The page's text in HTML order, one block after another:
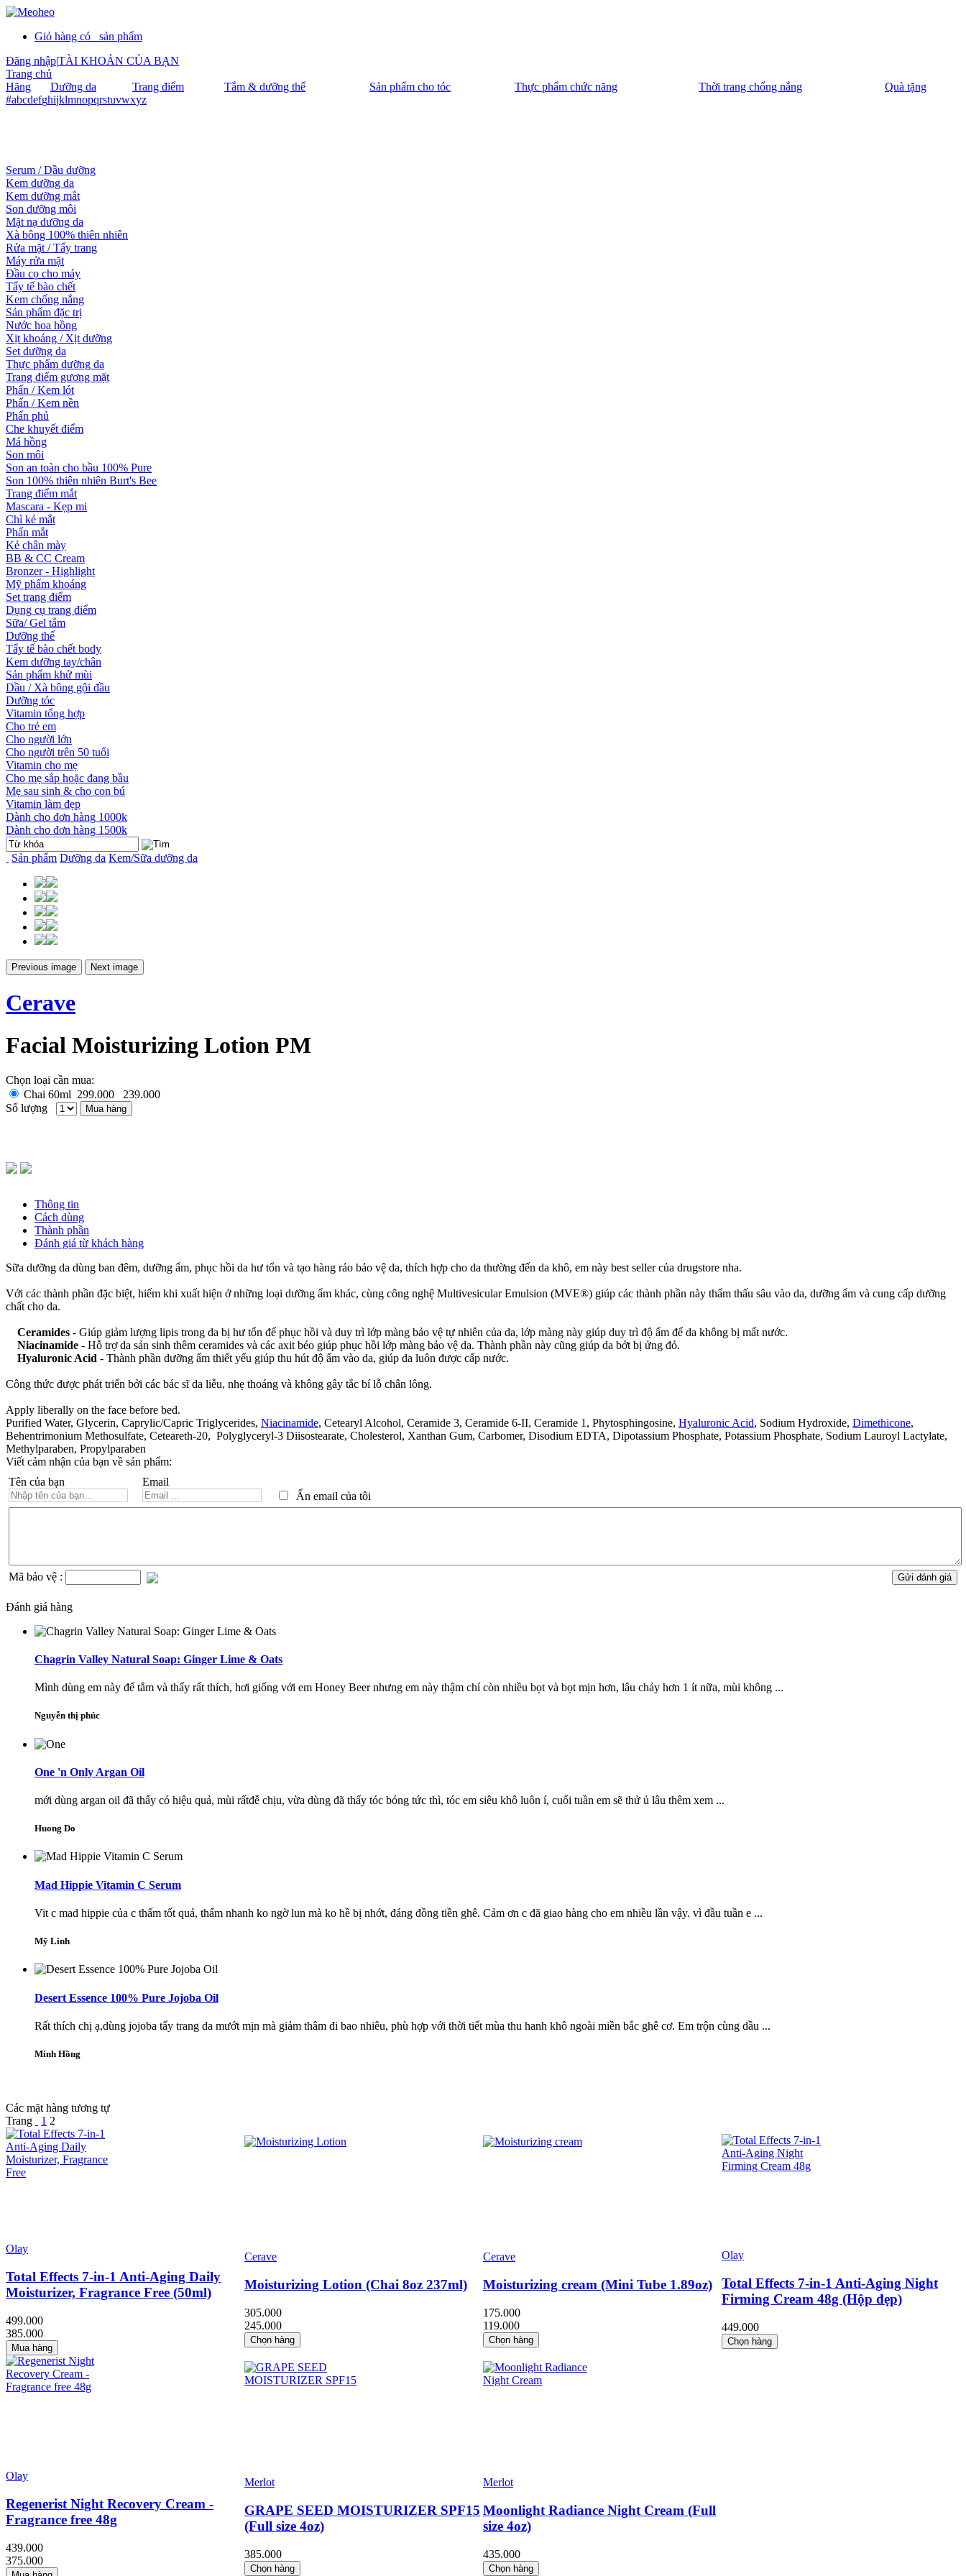
Giỏ hàng có
sản phẩm
Đăng nhập|TÀI KHOẢN CỦA BẠN
Trang chủ
Hãng
Dưỡng da Trang điểm Tắm & dưỡng thể Sản phẩm cho tóc Thực phẩm chức năng Thời trang chống nắng
Quà tặng
#abcdefghijklmnopqrstuvwxyz
Serum / Dầu dưỡng
Kem dưỡng da
Kem dưỡng mắt
Son dưỡng môi
Mặt nạ dưỡng da
Xà bông 100% thiên nhiên
Rửa mặt / Tẩy trang
Máy rửa mặt
Đầu cọ cho máy
Tẩy tế bào chết
Kem chống nắng
Sản phẩm đặc trị
Nước hoa hồng
Xịt khoáng / Xịt dưỡng
Set dưỡng da
Thực phẩm dưỡng da
Trang điểm gương mặt
Phấn / Kem lót
Phấn / Kem nền
Phấn phủ
Che khuyết điểm
Má hồng
Son môi
Son an toàn cho bầu 100% Pure
Son 100% thiên nhiên Burt's Bee
Trang điểm mắt
Mascara - Kẹp mi
Chì kẻ mắt
Phấn mắt
Kẻ chân mày
BB & CC Cream
Bronzer - Highlight
Mỹ phẩm khoáng
Set trang điểm
Dụng cụ trang điểm
Sữa/ Gel tắm
Dưỡng thể
Tẩy tế bào chết body
Kem dưỡng tay/chân
Sản phẩm khử mùi
Dầu / Xà bông gội đầu
Dưỡng tóc
Vitamin tổng hợp
Cho trẻ em
Cho người lớn
Cho người trên 50 tuổi
Vitamin cho mẹ
Cho mẹ sắp hoặc đang bầu
Mẹ sau sinh & cho con bú
Vitamin làm đẹp
Dành cho đơn hàng 1000k
Dành cho đơn hàng 1500k
Sản phẩm Dưỡng da Kem/Sữa dưỡng da
Previous image Next image
Cerave
Facial Moisturizing Lotion PM
Chọn loại cần mua:
Chai 60ml 299.000
239.000
Số lượng
Mua hàng
Thông tin
Cách dùng
Thành phần
Đánh giá từ khách hàng
Sữa dưỡng da dùng ban đêm, dưỡng ẩm, phục hồi da hư tổn và tạo hàng rảo bảo vệ da, thích hợp cho da thường đến da khô, em này best seller của drugstore nha.
Với các thành phần đặc biệt, hiếm khi xuất hiện ở những loại dưỡng ẩm khác, cùng công nghệ Multivesicular Emulsion (MVE®) giúp các thành phần này thẩm thấu sâu vào da, dưỡng ẩm và cung cấp dưỡng
chất cho da.
Ceramides - Giúp giảm lượng lipis trong da bị hư tổn để phục hồi và duy trì lớp màng bảo vệ tự nhiên của da, lớp màng này giúp duy trì độ ẩm để da không bị mất nước.
Niacinamide - Hỗ trợ da sản sinh thêm ceramides và các axit béo giúp phục hồi lớp màng bảo vệ da. Thành phần này cũng giúp da bớt bị ửng đỏ.
Hyaluronic Acid - Thành phần dưỡng ẩm thiết yếu giúp thu hút độ ẩm vào da, giúp da luôn được cấp nước.
Công thức được phát triển bởi các bác sĩ da liễu, nhẹ thoáng và không gây tắc bí lỗ chân lông.
Apply liberally on the face before bed.
Purified Water, Glycerin, Caprylic/Capric Triglycerides, Niacinamide, Cetearyl Alcohol, Ceramide 3, Ceramide 6-II, Ceramide 1, Phytosphingosine, Hyaluronic Acid, Sodium Hydroxide, Dimethicone,
Behentrimonium Methosulfate, Ceteareth-20, Polyglyceryl-3 Diisostearate, Cholesterol, Xanthan Gum, Carbomer, Disodium EDTA, Dipotassium Phosphate, Potassium Phosphate, Sodium Lauroyl Lactylate,
Methylparaben, Propylparaben
Viết cảm nhận của bạn về sản phẩm:
Tên của bạn
Email
Ẩn email của tôi
Mã bảo vệ : Gửi đánh giá
Đánh giá hàng
Chagrin Valley Natural Soap: Ginger Lime & Oats
Mình dùng em này để tắm và thấy rất thích, hơi giống với em Honey Beer nhưng em này thậm chí còn nhiều bọt và bọt mịn hơn, lâu chảy hơn 1 ít nữa, mùi không ...
Nguyễn thị phúc
One 'n Only Argan Oil
mới dùng argan oil đã thấy có hiệu quả, mùi rấtđễ chịu, vừa dùng đã thấy tóc bóng tức thì, tóc em siêu khô luôn í, cuối tuần em sẽ thử ủ lâu thêm xem ...
Huong Do
Mad Hippie Vitamin C Serum
Vit c mad hippie của c thấm tốt quá, thấm nhanh ko ngờ lun mà ko hề bị nhớt, đáng đồng tiền ghê. Cảm ơn c đã giao hàng cho em nhiều lần vậy. vì đầu tuần e ...
Mỹ Linh
Desert Essence 100% Pure Jojoba Oil
Rất thích chị ạ,dùng jojoba tẩy trang da mướt mịn mà giảm thâm đi bao nhiêu, phù hợp với thời tiết mùa thu hanh khô ngoài miền bắc ghê cơ. Em trộn cùng dầu ...
Minh Hồng
Các mặt hàng tương tự
Trang
1 2
Olay
Total Effects 7-in-1 Anti-Aging Daily
Moisturizer, Fragrance Free (50ml)
499.000
385.000
Mua hàng
Cerave
Moisturizing Lotion (Chai 8oz 237ml)
305.000
245.000
Chọn hàng
Cerave
Moisturizing cream (Mini Tube 1.89oz)
175.000
119.000
Chọn hàng
Olay
Total Effects 7-in-1 Anti-Aging Night
Firming Cream 48g (Hộp đẹp)
449.000
Chọn hàng
Olay
Regenerist Night Recovery Cream -
Fragrance free 48g
439.000
375.000
Merlot
GRAPE SEED MOISTURIZER SPF15
(Full size 4oz)
385.000
Chọn hàng
Merlot
Moonlight Radiance Night Cream (Full
size 4oz)
435.000
Chọn hàng